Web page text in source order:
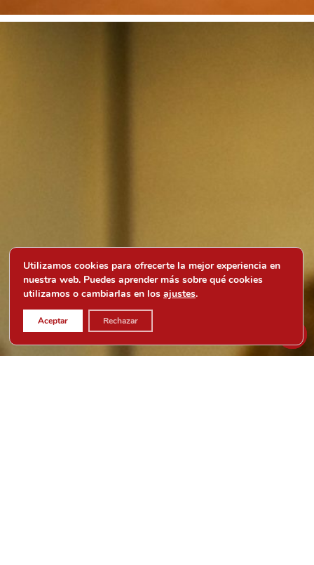
Utilizamos cookies para ofrecerte la mejor experiencia en
nuestra web. Puedes aprender más sobre qué cookies
utilizamos o cambiarlas en los ajustes.
Aceptar Rechazar